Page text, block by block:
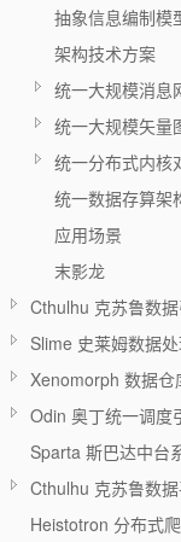
抽象信息编制模
架构技术方案
统一大规模消息
统一大规模矢量
统一分布式内核
统一数据存算架
应用场景
末影龙
Cthulhu 克苏鲁数据
Slime 史莱姆数据处
Xenomorph 数据仓
Odin 奥丁统一调度
Sparta 斯巴达中台
Cthulhu 克苏鲁数据
Heistotron 分布式